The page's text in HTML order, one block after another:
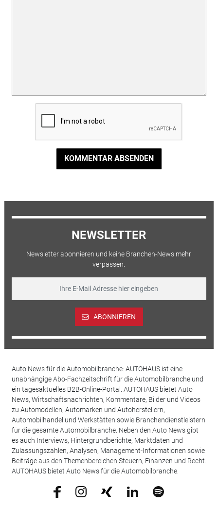
KOMMENTAR ABSENDEN
NEWSLETTER
Newsletter abonnieren und keine Branchen-News mehr
verpassen.
ABONNIEREN
Auto News für die Automobilbranche: AUTOHAUS ist eine
unabhängige Abo-Fachzeitschrift für die Automobilbranche und
ein tagesaktuelles B2B-Online-Portal. AUTOHAUS bietet Auto
News, Wirtschaftsnachrichten, Kommentare, Bilder und Videos
zu Automodellen, Automarken und Autoherstellern,
Automobilhandel und Werkstätten sowie Branchendienstleistern
für die gesamte Automobilbranche. Neben den Auto News gibt
es auch Interviews, Hintergrundberichte, Marktdaten und
Zulassungszahlen, Analysen, Management-Informationen sowie
Beiträge aus den Themenbereichen Steuern, Finanzen und Recht.
AUTOHAUS bietet Auto News für die Automobilbranche.